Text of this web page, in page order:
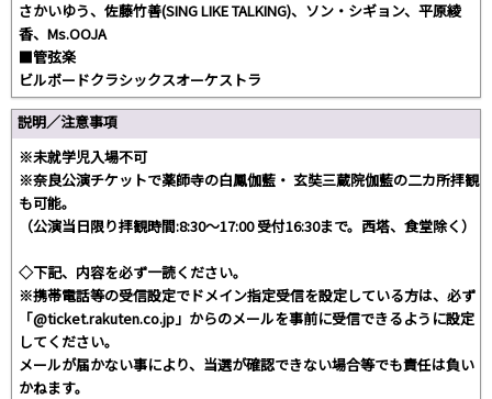
さかいゆう、佐藤竹善(SING LIKE TALKING)、ソン・シギョン、平原綾
香、Ms.OOJA
■管弦楽
ビルボードクラシックスオーケストラ
説明／注意事項
※未就学児入場不可
※奈良公演チケットで薬師寺の白鳳伽藍・ 玄奘三蔵院伽藍の二カ所拝観
も可能。
（公演当日限り拝観時間:8:30～17:00 受付16:30まで。西塔、食堂除く）
◇下記、内容を必ず一読ください。
※携帯電話等の受信設定でドメイン指定受信を設定している方は、必ず
「@ticket.rakuten.co.jp」からのメールを事前に受信できるように設定
してください。
メールが届かない事により、当選が確認できない場合等でも責任は負い
かねます。